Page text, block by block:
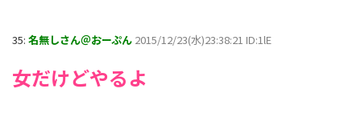
35: 名無しさん＠おーぷん 2015/12/23(水)23:38:21 ID:1lE
女だけどやるよ